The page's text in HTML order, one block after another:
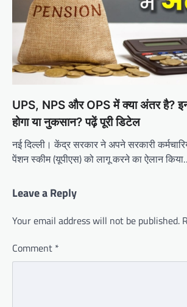
UPS, NPS और OPS में क्या अंतर है?
होगा या नुकसान? पढ़ें पूरी डिटेल
नई दिल्ली। केंद्र सरकार ने अपने सरकारी
पेंशन स्कीम (यूपीएस) को लागू करने का ऐलान
Leave a Reply
Your email address will not be published.
Comment *